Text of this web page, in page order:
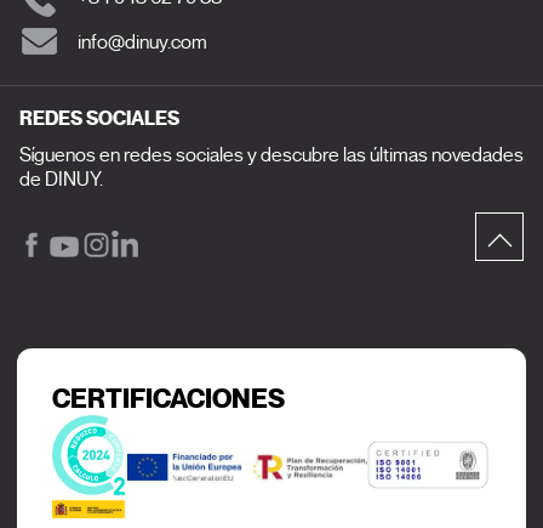
info@dinuy.com
REDES SOCIALES
Síguenos en redes sociales y descubre las últimas novedades
de DINUY.
CERTIFICACIONES